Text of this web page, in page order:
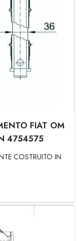
FIAT OM
4754575
COSTRUITO IN